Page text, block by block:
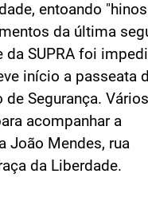
entoando
da última
da SUPRA foi
início a passeata
Segurança. Vários
acompanhar a
João Mendes, rua
da Liberdade.